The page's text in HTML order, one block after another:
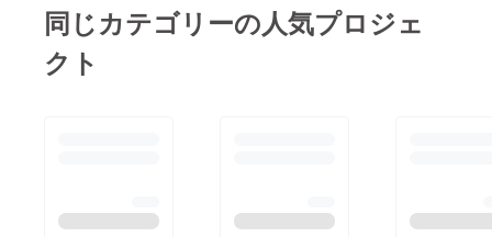
性を秘めていると感じ
とのことでしたが、こ
同じカテゴリーの人気プロジェ
クト